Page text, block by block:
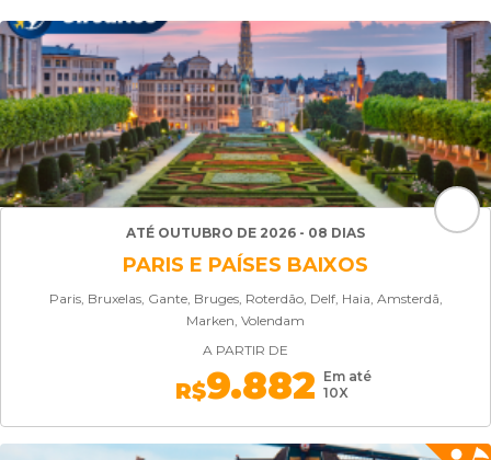
ATÉ OUTUBRO DE 2026 - 08 DIAS
PARIS E PAÍSES BAIXOS
Paris, Bruxelas, Gante, Bruges, Roterdão, Delf, Haia, Amsterdã,
Marken, Volendam
A PARTIR DE
R$9.882 Em até
10X